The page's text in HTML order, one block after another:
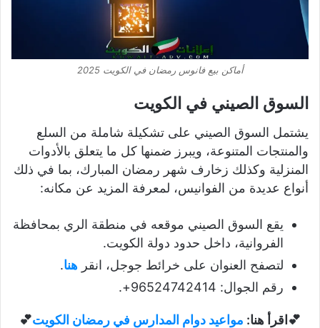
أماكن بيع فانوس رمضان في الكويت 2025
السوق الصيني في الكويت
يشتمل السوق الصيني على تشكيلة شاملة من السلع
والمنتجات المتنوعة، ويبرز ضمنها كل ما يتعلق بالأدوات
المنزلية وكذلك زخارف شهر رمضان المبارك، بما في ذلك
أنواع عديدة من الفوانيس، لمعرفة المزيد عن مكانه:
يقع السوق الصيني موقعه في منطقة الري بمحافظة
الفروانية، داخل حدود دولة الكويت.
لتصفح العنوان على خرائط جوجل، انقر هنا.
رقم الجوال: 96524742414+.
💕اقرأ هنا: مواعيد دوام المدارس في رمضان الكويت💕